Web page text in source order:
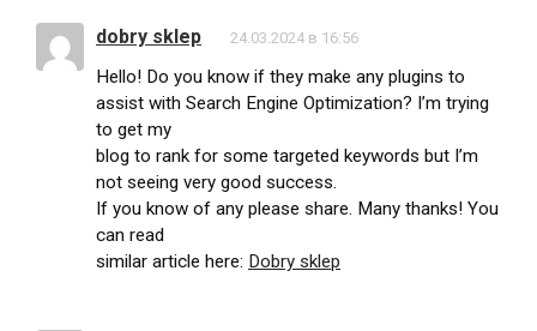
dobry sklep 24.03.2024 в 16:56
Hello! Do you know if they make any plugins to
assist with Search Engine Optimization? I’m trying
to get my
blog to rank for some targeted keywords but I’m
not seeing very good success.
If you know of any please share. Many thanks! You
can read
similar article here: Dobry sklep